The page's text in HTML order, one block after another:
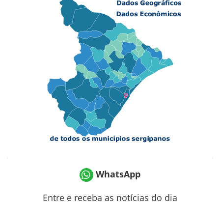
WhatsApp
Entre e receba as notícias do dia